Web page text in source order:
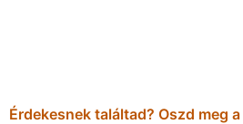
Érdekesnek találtad? Oszd meg